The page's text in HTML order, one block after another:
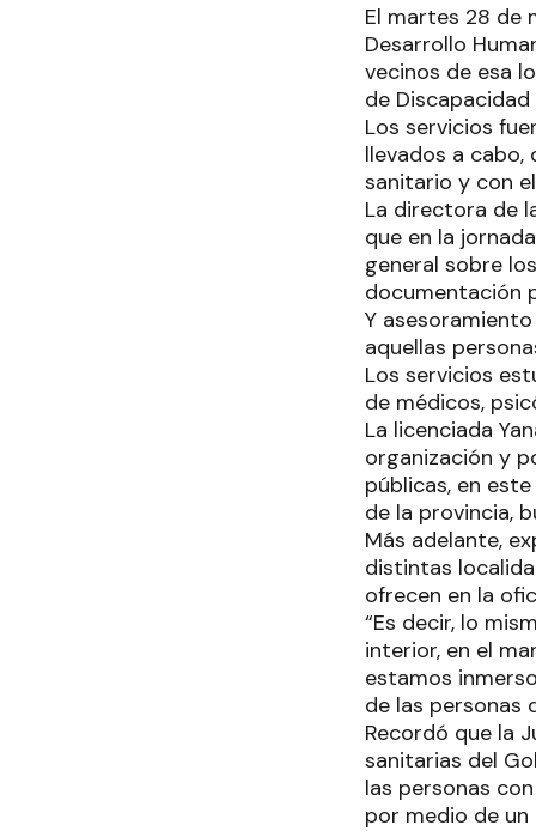
El martes 28 de
Desarrollo
vecinos de esa
de Discapacidad
Los servicios
llevados a
sanitario y con
La directora de
que en la
general sobre
documentación
Y
aquellas
Los servicios
de médicos,
La licenciada
organización y
públicas, en
de la provincia,
Más adelante,
distintas
ofrecen en la
“Es decir, lo
interior, en el
estamos
de las personas
Recordó que la
sanitarias del
las personas
por medio de